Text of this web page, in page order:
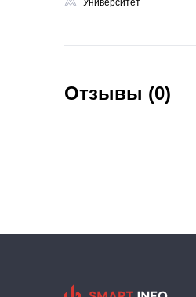
Университет
Отзывы (0)